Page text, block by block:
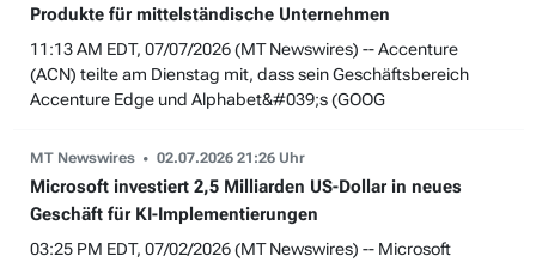
Produkte für mittelständische Unternehmen
11:13 AM EDT, 07/07/2026 (MT Newswires) -- Accenture
(ACN) teilte am Dienstag mit, dass sein Geschäftsbereich
Accenture Edge und Alphabet&#039;s (GOOG
MT Newswires 02.07.2026 21:26 Uhr
Microsoft investiert 2,5 Milliarden US-Dollar in neues
Geschäft für KI-Implementierungen
03:25 PM EDT, 07/02/2026 (MT Newswires) -- Microsoft